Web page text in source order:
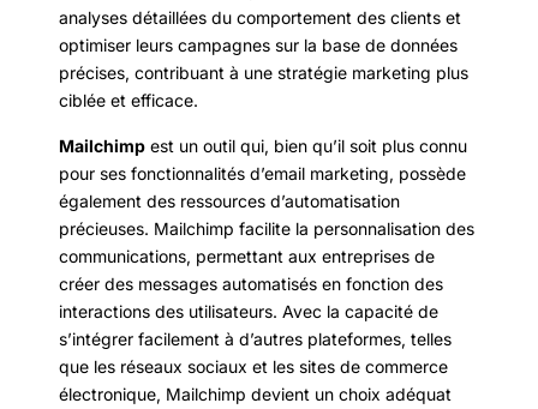
analyses détaillées du comportement des clients et
optimiser leurs campagnes sur la base de données
précises, contribuant à une stratégie marketing plus
ciblée et efficace.
Mailchimp est un outil qui, bien qu’il soit plus connu
pour ses fonctionnalités d’email marketing, possède
également des ressources d’automatisation
précieuses. Mailchimp facilite la personnalisation des
communications, permettant aux entreprises de
créer des messages automatisés en fonction des
interactions des utilisateurs. Avec la capacité de
s’intégrer facilement à d’autres plateformes, telles
que les réseaux sociaux et les sites de commerce
électronique, Mailchimp devient un choix adéquat